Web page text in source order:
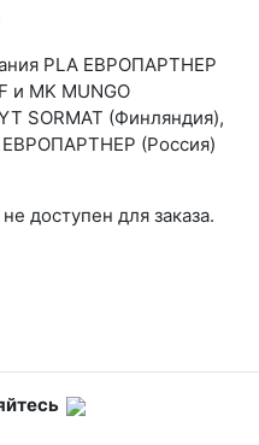
PLA ЕВРОПАРТНЕР
и MK MUNGO
SORMAT (Финляндия),
ЕВРОПАРТНЕР (Россия)
доступен для заказа.